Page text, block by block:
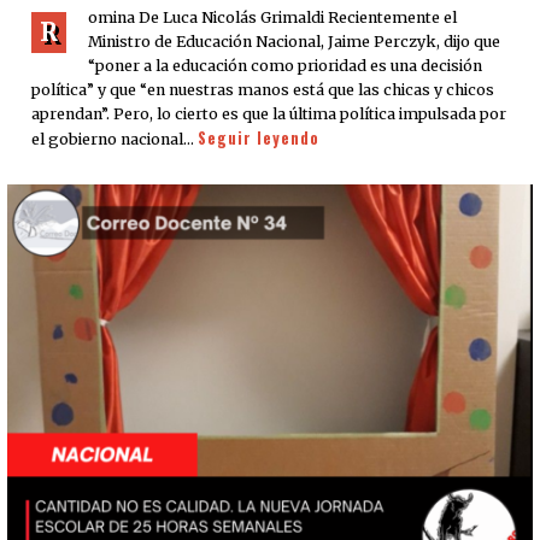
R
omina De Luca Nicolás Grimaldi Recientemente el
Ministro de Educación Nacional, Jaime Perczyk, dijo que
“poner a la educación como prioridad es una decisión
política” y que “en nuestras manos está que las chicas y chicos
aprendan”. Pero, lo cierto es que la última política impulsada por
el gobierno nacional… Seguir leyendo